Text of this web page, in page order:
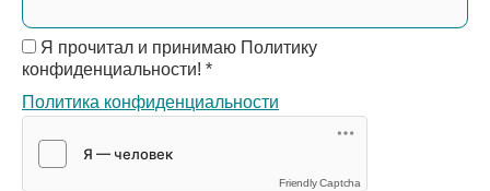
Я прочитал и принимаю Политику
конфиденциальности! *
Политика конфиденциальности
Friendly Captcha